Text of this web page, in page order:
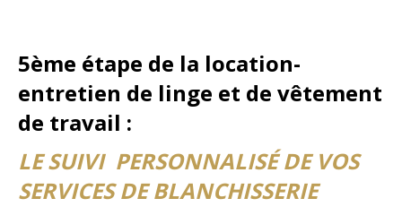
5ème étape de la location-
entretien de linge et de vêtement
de travail :
LE SUIVI PERSONNALISÉ DE VOS
SERVICES DE BLANCHISSERIE